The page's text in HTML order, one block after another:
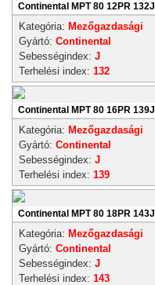
Continental MPT 80 12PR 132J
Kategória: Mezőgazdasági
Gyártó: Continental
Sebességindex: J
Terhelési index: 132
Continental MPT 80 16PR 139J
Kategória: Mezőgazdasági
Gyártó: Continental
Sebességindex: J
Terhelési index: 139
Continental MPT 80 18PR 143J
Kategória: Mezőgazdasági
Gyártó: Continental
Sebességindex: J
Terhelési index: 143